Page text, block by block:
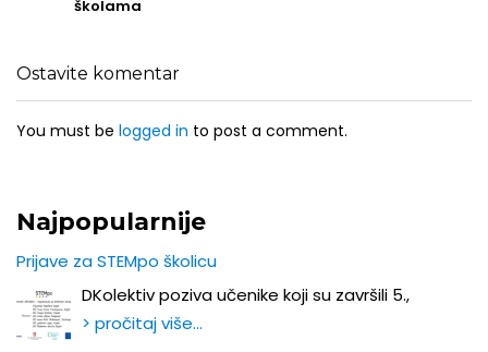
školama
Ostavite komentar
You must be logged in to post a comment.
Najpopularnije
Prijave za STEMpo školicu
DKolektiv poziva učenike koji su završili 5.,
> pročitaj više…